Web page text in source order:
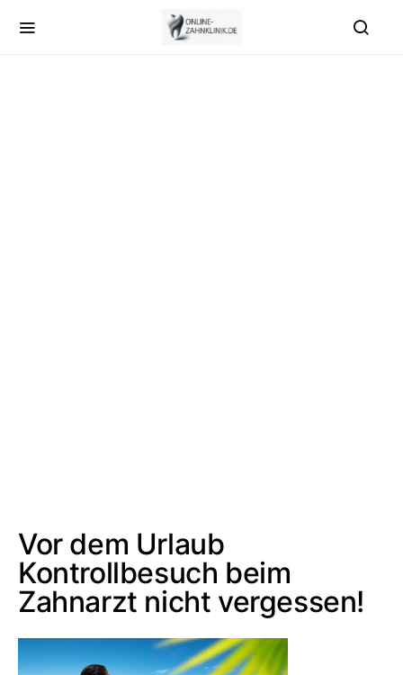
Vor dem Urlaub
Kontrollbesuch beim
Zahnarzt nicht vergessen!